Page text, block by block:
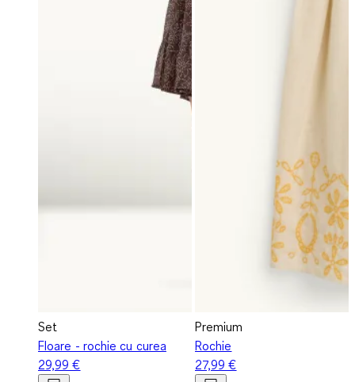
Set
Floare - rochie cu curea
29,99 €
Premium
Rochie
27,99 €